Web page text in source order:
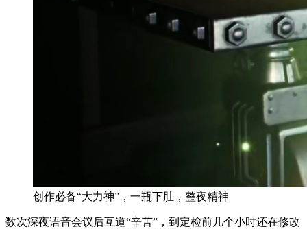
创作必备“大力神”，一瓶下肚，整夜精神
数次深夜语音会议后互道“辛苦”，到定检前几个小时还在修改